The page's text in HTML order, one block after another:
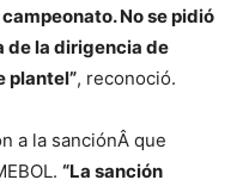
No se pidió
de la dirigencia de
plantel”, reconoció.
a la sanciónÂ que
“La sanción